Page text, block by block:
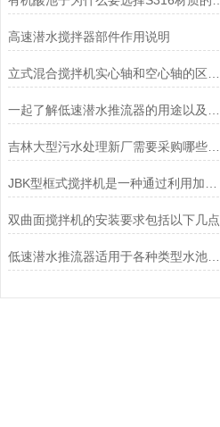
高速潜水搅拌器部件作用说明
吉林大型污水处理新厂需要采购哪些设备？安装有哪些指导注意事项？
双曲面搅拌机的安装要求包括以下几点
低速潜水推流器适用于各种类型水池的表现